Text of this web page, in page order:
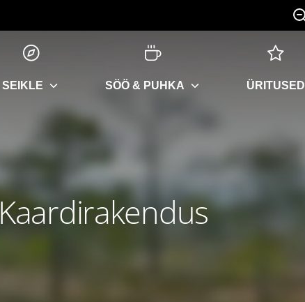
SEIKLE SÖÖ & PUHKA ÜRITUSED
Kaardirakendus